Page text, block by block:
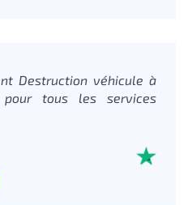
Destruction véhicule à
pour tous les services